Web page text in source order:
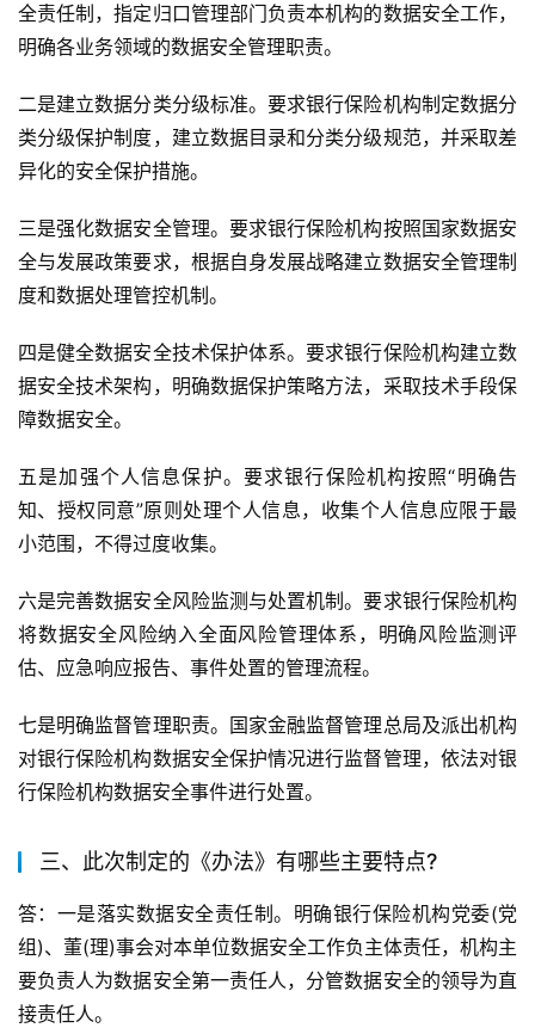
全责任制，指定归口管理部门负责本机构的数据安全工作，
明确各业务领域的数据安全管理职责。
二是建立数据分类分级标准。要求银行保险机构制定数据分
类分级保护制度，建立数据目录和分类分级规范，并采取差
异化的安全保护措施。
三是强化数据安全管理。要求银行保险机构按照国家数据安
全与发展政策要求，根据自身发展战略建立数据安全管理制
度和数据处理管控机制。
四是健全数据安全技术保护体系。要求银行保险机构建立数
据安全技术架构，明确数据保护策略方法，采取技术手段保
障数据安全。
五是加强个人信息保护。要求银行保险机构按照“明确告
知、授权同意”原则处理个人信息，收集个人信息应限于最
小范围，不得过度收集。
六是完善数据安全风险监测与处置机制。要求银行保险机构
将数据安全风险纳入全面风险管理体系，明确风险监测评
估、应急响应报告、事件处置的管理流程。
七是明确监督管理职责。国家金融监督管理总局及派出机构
对银行保险机构数据安全保护情况进行监督管理，依法对银
行保险机构数据安全事件进行处置。
三、此次制定的《办法》有哪些主要特点?
答：一是落实数据安全责任制。明确银行保险机构党委(党
组)、董(理)事会对本单位数据安全工作负主体责任，机构主
要负责人为数据安全第一责任人，分管数据安全的领导为直
接责任人。